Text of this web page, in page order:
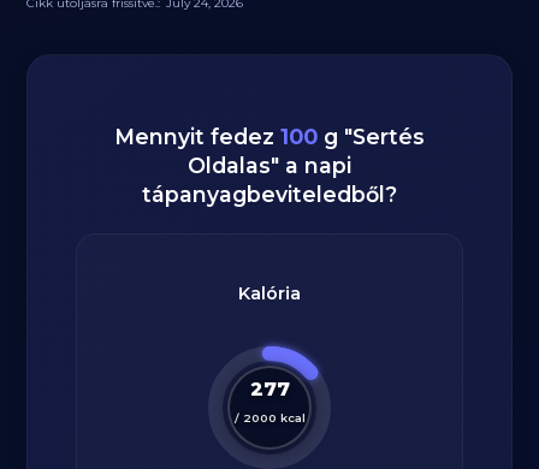
Mennyit fedez 100 g "Sertés
Oldalas" a napi
tápanyagbeviteledből?
Kalória
277
/ 2000 kcal